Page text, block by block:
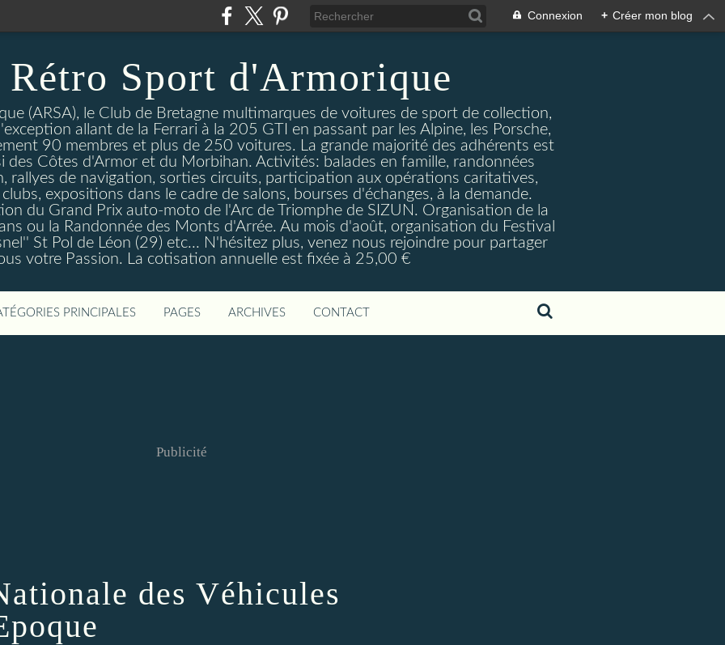
Connexion + Créer mon blog
Sport d'Armorique
(ARSA), le Club de Bretagne multimarques de voitures de sport de collection,
allant de la Ferrari à la 205 GTI en passant par les Alpine, les Porsche,
90 membres et plus de 250 voitures. La grande majorité des adhérents est
des Côtes d'Armor et du Morbihan. Activités: balades en famille, randonnées
rallyes de navigation, sorties circuits, participation aux opérations caritatives,
expositions dans le cadre de salons, bourses d'échanges, à la demande.
du Grand Prix auto-moto de l'Arc de Triomphe de SIZUN. Organisation de la
ou la Randonnée des Monts d'Arrée. Au mois d'août, organisation du Festival
St Pol de Léon (29) etc... N'hésitez plus, venez nous rejoindre pour partager
votre Passion. La cotisation annuelle est fixée à 25,00 €
PRINCIPALES PAGES ARCHIVES CONTACT
Publicité
des Véhicules